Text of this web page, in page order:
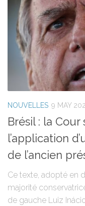
NOUVELLES 9 MAY
Brésil : la
l’application
de l’ancien
Ce texte, adopté en
majorité
de gauche Luiz